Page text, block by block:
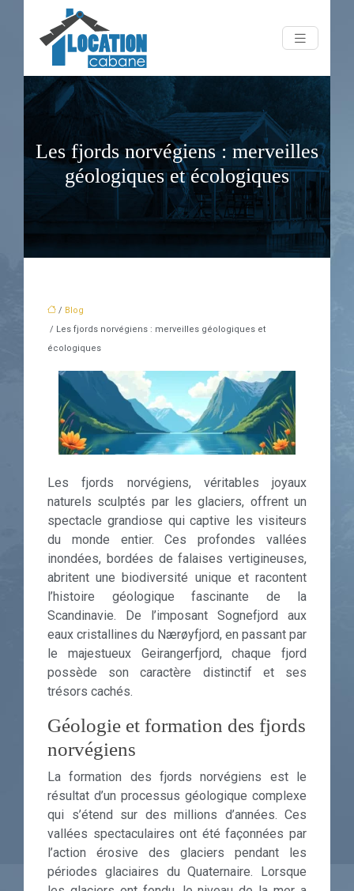
Les fjords norvégiens : merveilles
géologiques et écologiques
/ Blog
/ Les fjords norvégiens : merveilles géologiques et
écologiques
Les fjords norvégiens, véritables joyaux
naturels sculptés par les glaciers, offrent un
spectacle grandiose qui captive les visiteurs
du monde entier. Ces profondes vallées
inondées, bordées de falaises vertigineuses,
abritent une biodiversité unique et racontent
l’histoire géologique fascinante de la
Scandinavie. De l’imposant Sognefjord aux
eaux cristallines du Nærøyfjord, en passant par
le majestueux Geirangerfjord, chaque fjord
possède son caractère distinctif et ses
trésors cachés.
Géologie et formation des fjords
norvégiens
La formation des fjords norvégiens est le
résultat d’un processus géologique complexe
qui s’étend sur des millions d’années. Ces
vallées spectaculaires ont été façonnées par
l’action érosive des glaciers pendant les
périodes glaciaires du Quaternaire. Lorsque